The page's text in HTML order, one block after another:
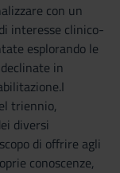
con un
interesse clinico-
esplorando le
in
triennio,
diversi
di offrire agli
conoscenze,